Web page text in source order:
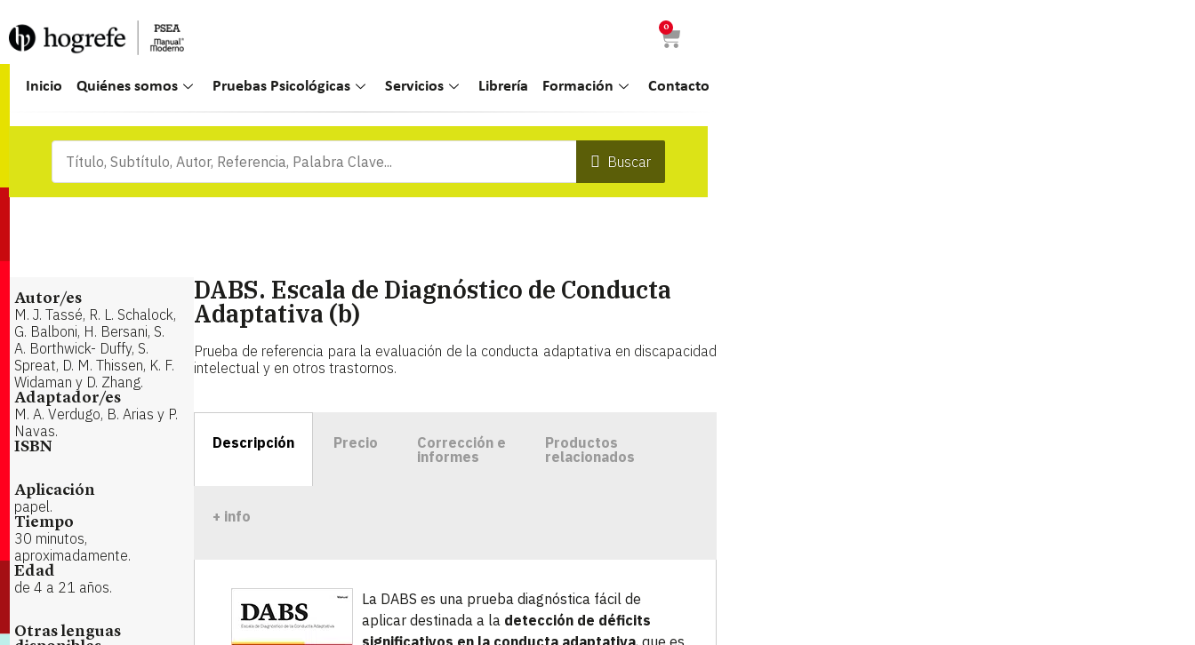
0
Inicio Quiénes somos Pruebas Psicológicas Servicios Librería Formación Contacto
Buscar
Autor/es
M. J. Tassé, R. L. Schalock,
G. Balboni, H. Bersani, S.
A. Borthwick- Duffy, S.
Spreat, D. M. Thissen, K. F.
Widaman y D. Zhang.
Adaptador/es
M. A. Verdugo, B. Arias y P.
Navas.
ISBN
Aplicación
papel.
Tiempo
30 minutos,
aproximadamente.
Edad
de 4 a 21 años.
Otras lenguas
DABS. Escala de Diagnóstico de Conducta
Adaptativa (b)
Prueba de referencia para la evaluación de la conducta adaptativa en discapacidad
intelectual y en otros trastornos.
Descripción Precio
Corrección e
informes
Productos
relacionados
+ info
La DABS es una prueba diagnóstica fácil de
aplicar destinada a la detección de déficits
significativos en la conducta adaptativa, que es